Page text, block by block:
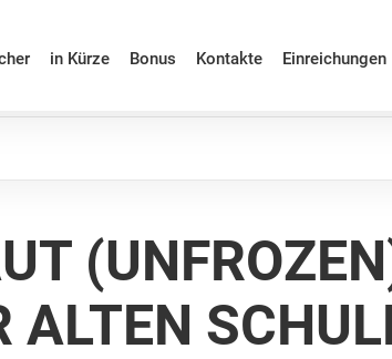
in Kürze Bonus Kontakte Einreichungen
ALTEN